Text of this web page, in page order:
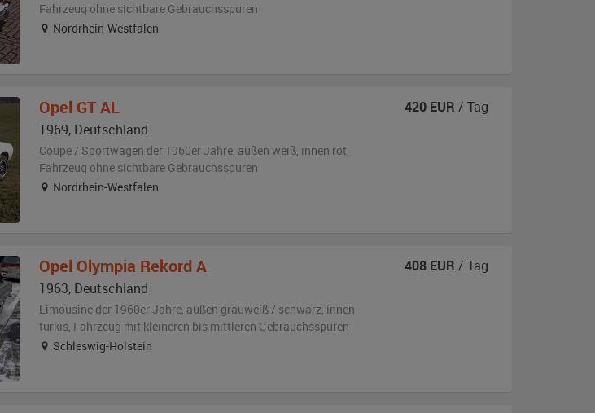
Fahrzeug ohne sichtbare Gebrauchsspuren
Nordrhein-Westfalen
Opel GT AL
1969, Deutschland
Coupe / Sportwagen der 1960er Jahre, außen weiß, innen rot,
Fahrzeug ohne sichtbare Gebrauchsspuren
Nordrhein-Westfalen
420 EUR / Tag
Opel Olympia Rekord A
1963, Deutschland
Limousine der 1960er Jahre, außen grauweiß / schwarz, innen
türkis, Fahrzeug mit kleineren bis mittleren Gebrauchsspuren
Schleswig-Holstein
408 EUR / Tag